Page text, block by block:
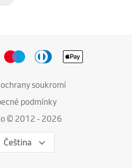
soukromí
podmínky
© 2012 - 2026
Čeština